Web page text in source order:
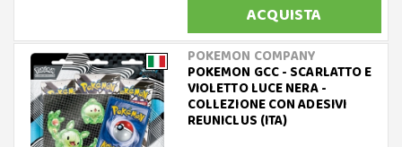
ACQUISTA
POKEMON COMPANY
POKEMON GCC - SCARLATTO E
VIOLETTO LUCE NERA -
COLLEZIONE CON ADESIVI
REUNICLUS (ITA)